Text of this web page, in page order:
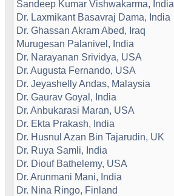
Sandeep Kumar Vishwakarma, India
Dr. Laxmikant Basavraj Dama, India
Dr. Ghassan Akram Abed, Iraq
Murugesan Palanivel, India
Dr. Narayanan Srividya, USA
Dr. Augusta Fernando, USA
Dr. Jeyashelly Andas, Malaysia
Dr. Gaurav Goyal, India
Dr. Anbukarasi Maran, USA
Dr. Ekta Prakash, India
Dr. Husnul Azan Bin Tajarudin, UK
Dr. Ruya Samli, India
Dr. Diouf Bathelemy, USA
Dr. Arunmani Mani, India
Dr. Nina Ringo, Finland